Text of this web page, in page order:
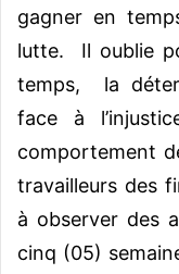
gagner en
lutte. Il oublie
temps, la
face à
comportement
travailleurs des
à observer des
cinq (05)